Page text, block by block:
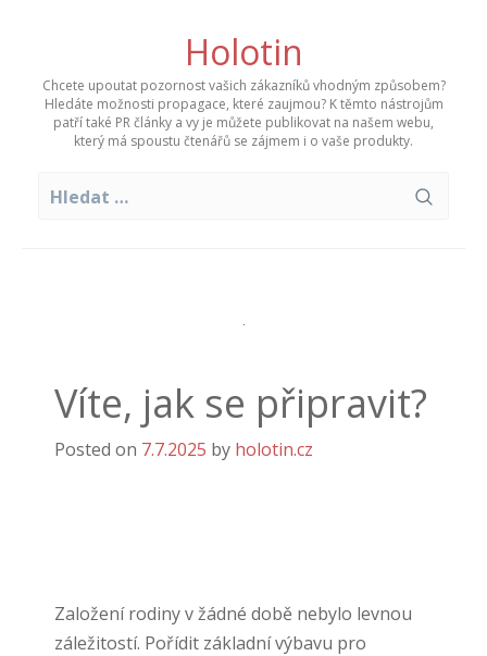
Holotin
Chcete upoutat pozornost vašich zákazníků vhodným způsobem?
Hledáte možnosti propagace, které zaujmou? K těmto nástrojům
patří také PR články a vy je můžete publikovat na našem webu,
který má spoustu čtenářů se zájmem i o vaše produkty.
Víte, jak se připravit?
Posted on 7.7.2025 by holotin.cz
Založení rodiny v žádné době nebylo levnou
záležitostí. Pořídit základní výbavu pro